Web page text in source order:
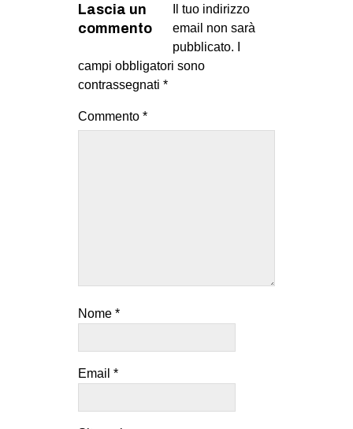
in
Fb
Lascia un
commento
Il tuo indirizzo
email non sarà
pubblicato.
campi obbligatori sono
contrassegnati *
Commento *
Nome *
Email *